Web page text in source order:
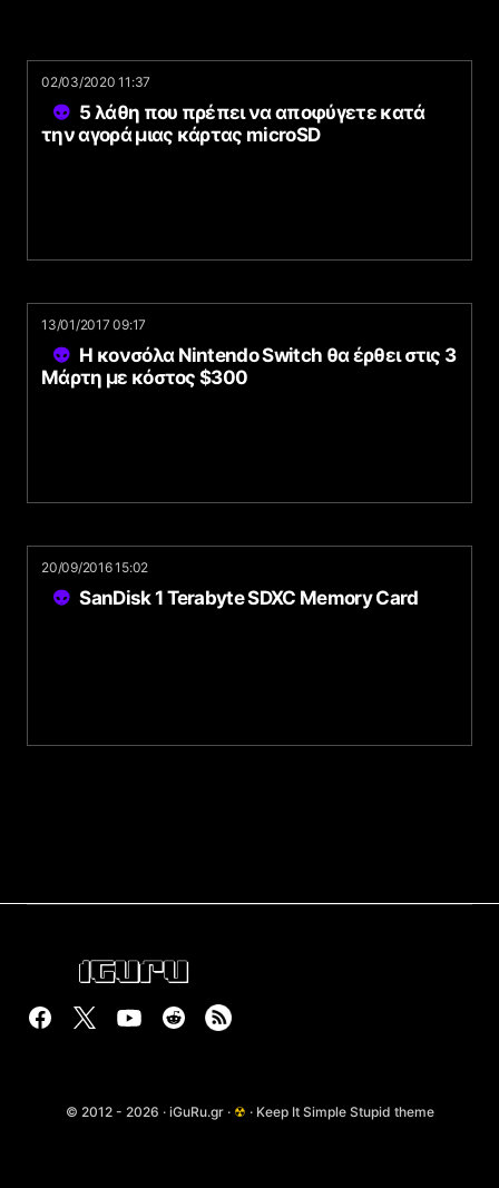
02/03/2020 11:37
5 λάθη που πρέπει να αποφύγετε κατά
την αγορά μιας κάρτας microSD
13/01/2017 09:17
Η κονσόλα Nintendo Switch θα έρθει στις 3
Μάρτη με κόστος $300
20/09/2016 15:02
SanDisk 1 Terabyte SDXC Memory Card
© 2012 - 2026 · iGuRu.gr · ☢ · Keep It Simple Stupid theme